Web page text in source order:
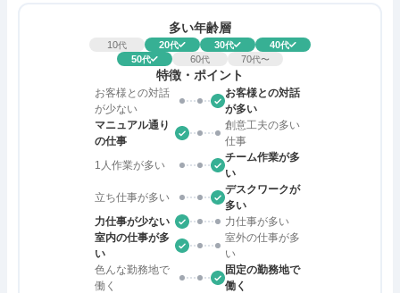
多い年齢層
10代 20代 30代 40代
50代 60代 70代〜
特徴・ポイント
お客様との対話
が少ない
お客様との対話
が多い
マニュアル通り
の仕事
創意工夫の多い
仕事
1人作業が多い
チーム作業が多
い
立ち仕事が多い
デスクワークが
多い
力仕事が少ない
力仕事が多い
室内の仕事が多
い
室外の仕事が多
い
色んな勤務地で
働く
固定の勤務地で
働く